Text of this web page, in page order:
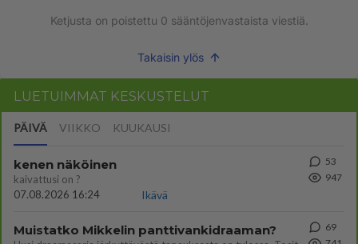
Ketjusta on poistettu 0 sääntöjenvastaista viestiä.
Takaisin ylös
LUETUIMMAT KESKUSTELUT
PÄIVÄ VIIKKO KUUKAUSI
kenen näköinen
kaivattusi on ?
07.08.2026 16:24
Ikävä
53
947
Muistatko Mikkelin panttivankidraaman?
69